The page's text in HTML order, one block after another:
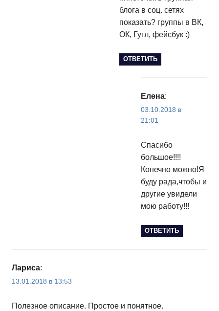
блога в соц. сетях
показать? группы в ВК,
ОК, Гугл, фейсбук :)
ОТВЕТИТЬ
Елена:
03.10.2018 в
21:01
Спасибо
большое!!!!
Конечно можно!Я
буду рада,чтобы и
другие увидели
мою работу!!!
ОТВЕТИТЬ
Лариса:
13.01.2018 в 13:53
Полезное описание. Простое и понятное.